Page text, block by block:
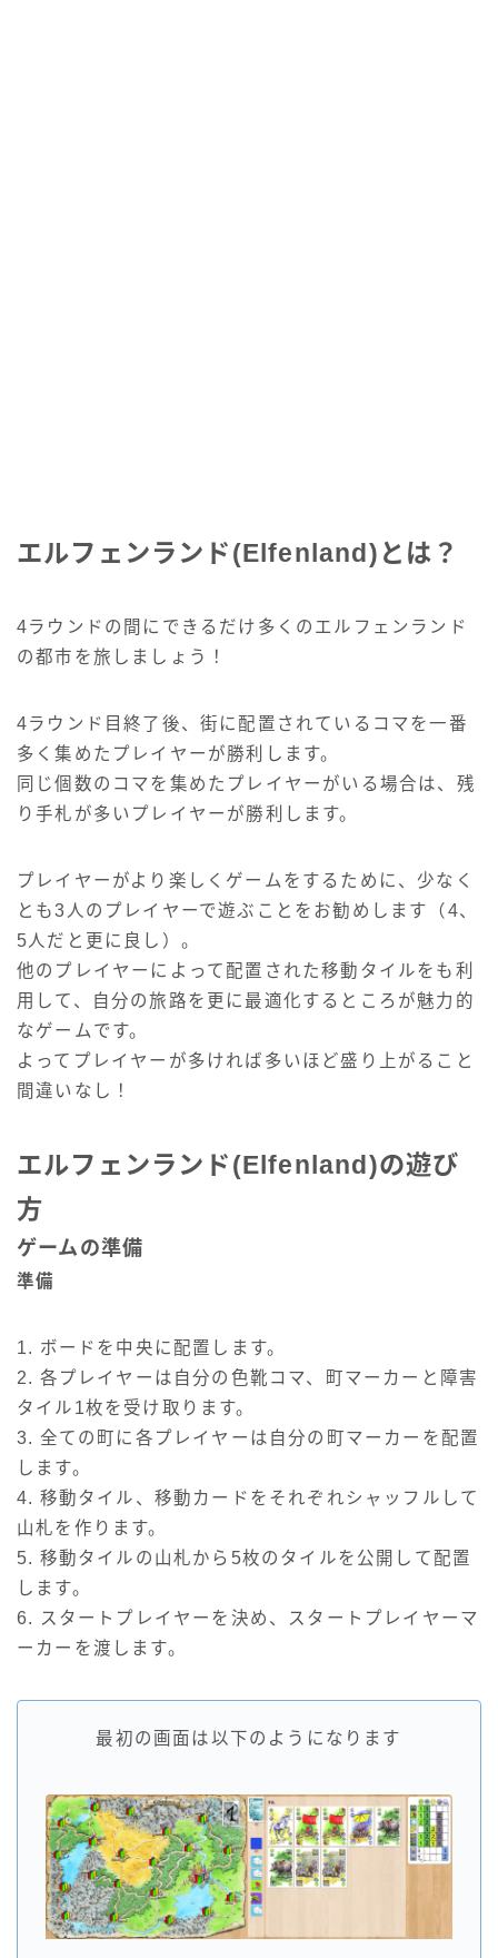
エルフェンランド(Elfenland)とは？
4ラウンドの間にできるだけ多くのエルフェンランド
の都市を旅しましょう！
4ラウンド目終了後、街に配置されているコマを一番
多く集めたプレイヤーが勝利します。
同じ個数のコマを集めたプレイヤーがいる場合は、残
り手札が多いプレイヤーが勝利します。
プレイヤーがより楽しくゲームをするために、少なく
とも3人のプレイヤーで遊ぶことをお勧めします（4、
5人だと更に良し）。
他のプレイヤーによって配置された移動タイルをも利
用して、自分の旅路を更に最適化するところが魅力的
なゲームです。
よってプレイヤーが多ければ多いほど盛り上がること
間違いなし！
エルフェンランド(Elfenland)の遊び
方
ゲームの準備
準備
1. ボードを中央に配置します。
2. 各プレイヤーは自分の色靴コマ、町マーカーと障害
タイル1枚を受け取ります。
3. 全ての町に各プレイヤーは自分の町マーカーを配置
します。
4. 移動タイル、移動カードをそれぞれシャッフルして
山札を作ります。
5. 移動タイルの山札から5枚のタイルを公開して配置
します。
6. スタートプレイヤーを決め、スタートプレイヤーマ
ーカーを渡します。
最初の画面は以下のようになります